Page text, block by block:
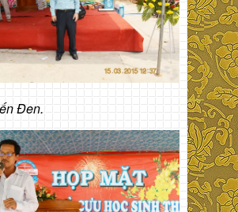
Đen.